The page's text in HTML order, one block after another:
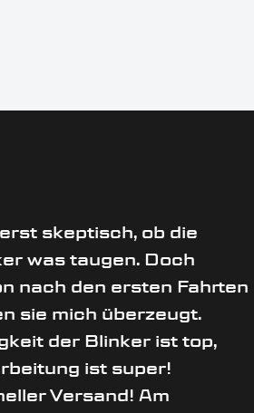
skeptisch, ob die
was taugen. Doch
nach den ersten Fahrten
sie mich überzeugt.
der Blinker ist top,
ist super!
Versand! Am